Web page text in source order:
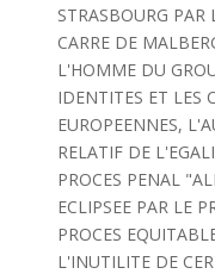
STRASBOURG PAR
CARRE DE
L'HOMME DU
IDENTITES ET LES
EUROPEENNES,
RELATIF DE
PROCES PENAL
ECLIPSEE PAR LE
PROCES
L'INUTILITE DE